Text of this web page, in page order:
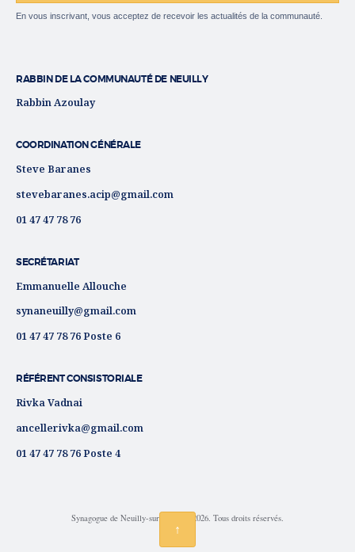
En vous inscrivant, vous acceptez de recevoir les actualités de la communauté.
RABBIN DE LA COMMUNAUTÉ DE NEUILLY
Rabbin Azoulay
COORDINATION GÉNÉRALE
Steve Baranes
stevebaranes.acip@gmail.com
01 47 47 78 76
SECRÉTARIAT
Emmanuelle Allouche
synaneuilly@gmail.com
01 47 47 78 76 Poste 6
RÉFÉRENT CONSISTORIALE
Rivka Vadnai
ancellerivka@gmail.com
01 47 47 78 76 Poste 4
Synagogue de Neuilly-sur-Seine © 2026. Tous droits réservés.
↑